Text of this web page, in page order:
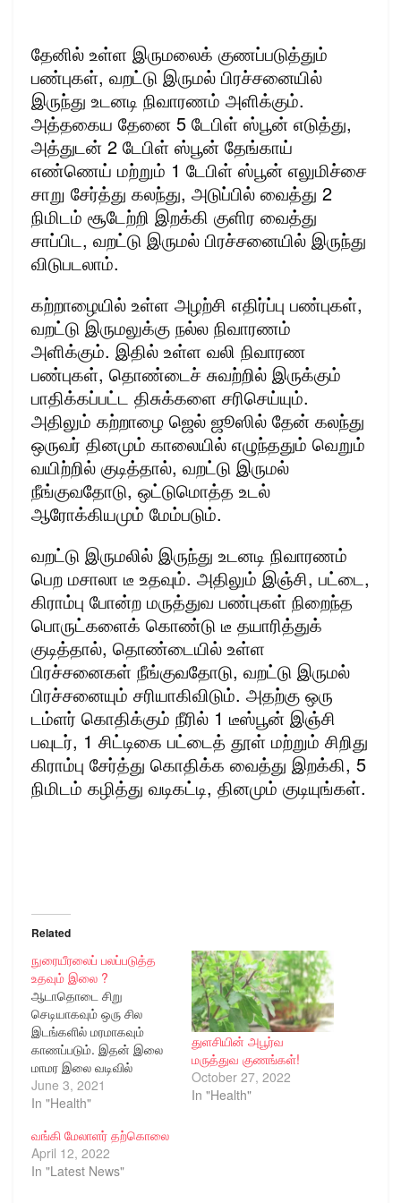
தேனில் உள்ள இருமலைக் குணப்படுத்தும்
பண்புகள், வறட்டு இருமல் பிரச்சனையில்
இருந்து உடனடி நிவாரணம் அளிக்கும்.
அத்தகைய தேனை 5 டேபிள் ஸ்பூன் எடுத்து,
அத்துடன் 2 டேபிள் ஸ்பூன் தேங்காய்
எண்ணெய் மற்றும் 1 டேபிள் ஸ்பூன் எலுமிச்சை
சாறு சேர்த்து கலந்து, அடுப்பில் வைத்து 2
நிமிடம் சூடேற்றி இறக்கி குளிர வைத்து
சாப்பிட, வறட்டு இருமல் பிரச்சனையில் இருந்து
விடுபடலாம்.
கற்றாழையில் உள்ள அழற்சி எதிர்ப்பு பண்புகள்,
வறட்டு இருமலுக்கு நல்ல நிவாரணம்
அளிக்கும். இதில் உள்ள வலி நிவாரண
பண்புகள், தொண்டைச் சுவற்றில் இருக்கும்
பாதிக்கப்பட்ட திசுக்களை சரிசெய்யும்.
அதிலும் கற்றாழை ஜெல் ஜூஸில் தேன் கலந்து
ஒருவர் தினமும் காலையில் எழுந்ததும் வெறும்
வயிற்றில் குடித்தால், வறட்டு இருமல்
நீங்குவதோடு, ஒட்டுமொத்த உடல்
ஆரோக்கியமும் மேம்படும்.
வறட்டு இருமலில் இருந்து உடனடி நிவாரணம்
பெற மசாலா டீ உதவும். அதிலும் இஞ்சி, பட்டை,
கிராம்பு போன்ற மருத்துவ பண்புகள் நிறைந்த
பொருட்களைக் கொண்டு டீ தயாரித்துக்
குடித்தால், தொண்டையில் உள்ள
பிரச்சனைகள் நீங்குவதோடு, வறட்டு இருமல்
பிரச்சனையும் சரியாகிவிடும். அதற்கு ஒரு
டம்ளர் கொதிக்கும் நீரில் 1 டீஸ்பூன் இஞ்சி
பவுடர், 1 சிட்டிகை பட்டைத் தூள் மற்றும் சிறிது
கிராம்பு சேர்த்து கொதிக்க வைத்து இறக்கி, 5
நிமிடம் கழித்து வடிகட்டி, தினமும் குடியுங்கள்.
Related
நுரையீரலைப் பலப்படுத்த
உதவும் இலை ?
ஆடாதொடை சிறு
செடியாகவும் ஒரு சில
இடங்களில் மரமாகவும்
காணப்படும். இதன் இலை
மாமர இலை வடிவில்
இருக்கும். ஆடாதொடை
அதிகளவு கரியமில
வாயுவை வெளியிடுகிறது.
இது அதிகளவு
ஆக்ஸிஜனை
June 3, 2021
In "Health"
துளசியின் அபூர்வ
மருத்துவ குணங்கள்!
October 27, 2022
In "Health"
வங்கி மேலாளர் தற்கொலை
April 12, 2022
In "Latest News"